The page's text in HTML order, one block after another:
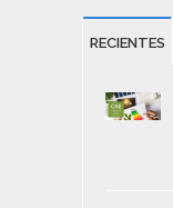
RECIENTES